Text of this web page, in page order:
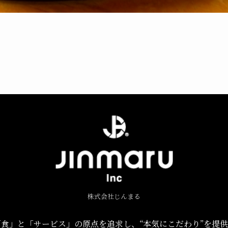
株式会社じんまる
」と「サービス」の原点を追求し、“本気にこだわり”を提供